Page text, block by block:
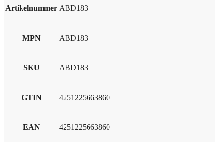
Artikelnummer ABD183
MPN ABD183
SKU ABD183
GTIN 4251225663860
EAN 4251225663860